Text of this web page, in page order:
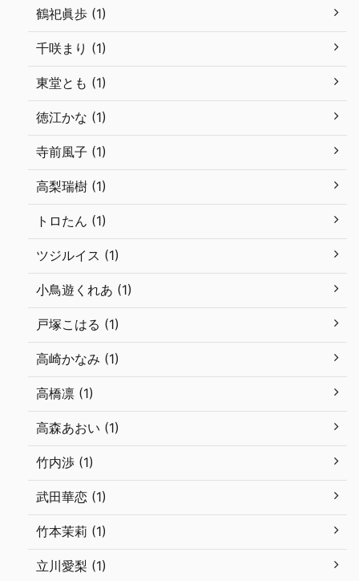
鶴祀眞歩 (1)
千咲まり (1)
東堂とも (1)
徳江かな (1)
寺前風子 (1)
高梨瑞樹 (1)
トロたん (1)
ツジルイス (1)
小鳥遊くれあ (1)
戸塚こはる (1)
高崎かなみ (1)
高橋凛 (1)
高森あおい (1)
竹内渉 (1)
武田華恋 (1)
竹本茉莉 (1)
立川愛梨 (1)